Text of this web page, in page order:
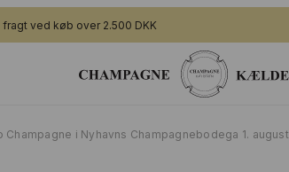
fragt ved køb over 2.500 DKK
Gavekort
Champagne i Nyhavns Champagnebodega 1. august